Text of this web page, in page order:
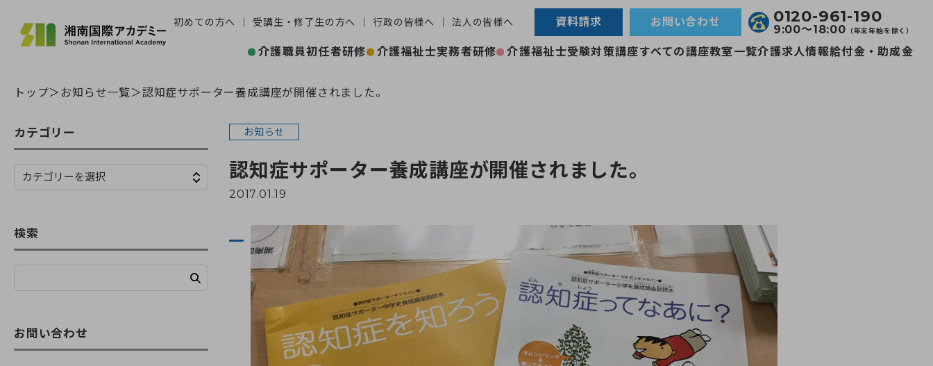
初めての方へ 受講生・修了生の方へ 行政の皆様へ 法人の皆様へ 資料請求 お問い合わせ 0120-961-190
9:00〜18:00 （年末年始を除く）
介護職員初任者研修 介護福祉士実務者研修 介護福祉士受験対策講座すべての講座教室一覧介護求人情報給付金・助成金
トップ お知らせ一覧 認知症サポーター養成講座が開催されました。
カテゴリー
検索
お問い合わせ
お知らせ
認知症サポーター養成講座が開催されました。
2017.01.19